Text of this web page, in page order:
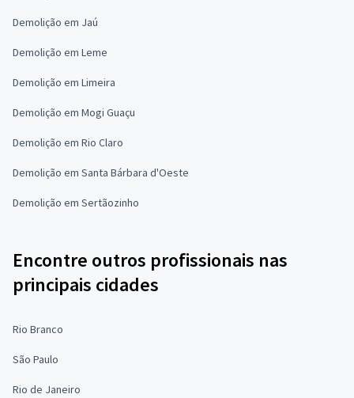
Demolição em Jaú
Demolição em Leme
Demolição em Limeira
Demolição em Mogi Guaçu
Demolição em Rio Claro
Demolição em Santa Bárbara d'Oeste
Demolição em Sertãozinho
Encontre outros profissionais nas
principais cidades
Rio Branco
São Paulo
Rio de Janeiro